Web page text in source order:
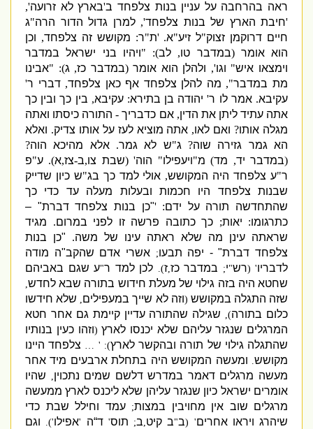
ראה בהרחבה על עניין בנות צלפחד ב בארץ לא זרועה',
חיבת הארץ של בנות צלפחד',למרן גדול הדור הרה"ג
חיים דרוקמן זצוק"ל זיע"א. 'ת "ר:מקושש זה צלפחד,וכן
הוא אומר(במדבר טו ,לב)
: "
ויהיו בני ישראל במדבר
וימצאו איש"וגו ',ולהלן הוא אומר(במדבר כז ,ג)
: " אבינו
מת במדבר",מה להלן צלפחד אף כאן צלפחד,דברי ר
עקיבא.אמר לו ר 'יהודה בן בתירא:עקיבא,בין כך ובין כך
אתה עתיד ליתן את הדין,אם כדבריך-התורה כיסתו ואתה
מגלה אותו?ואם לאו,אתה מוציא לעז על אותו צדיק.ואלא
הא גמר גזירה שוה?ג ש לא גמר.אלא מהיכא הוה?
במדבר יד ,מד) מ "ויעפילו"הוה' (שבת צו ,ב-צז,א).ע "פ
ע צלפחד היה המקושש,אולי למד כך בג"ש כיון שדייק
שבנות צלפחד היו חכמות ובעלות מעלה עד כדי כך
שהתחדשה תורה על ידם: '
" כן בנות צלפחד דברת" –
כתרגומו:יאות;כך כתובה פרשה זו לפני במרום.מגיד
שראתה עינן מה שלא ראתה עינו של משה.
" כן בנות
צלפחד דברת" - יפה תבעו;אשרי אדם שהקב"ה מודה
לדבריו' ( רש"י;במדבר כז ,ז).לכן למד ר ע שגם באביהם
שחטא היה בזה גילוי של מעלת חידוש בתורה שבא לחדש,
שזה התגלה במקושש(וזה לא שייך במעפילים,שלא חידשו
כלום בתורה),שגילה שהתורה עדיין קיימת גם אחר חטא
המרגלים שנגזר עליהם שלא יכנסו לארץ(וזהו כעין בנותיו
שהתגלה גילוי של תורה ובהקשר לארץ): ' …
צלפחד היינו
מקושש.ומעשה המקושש היה בתחלת ארבעים מיד אחר
מעשה מרגלים דאמר במדרש דלשם שמים נתכוין,שהיו
אומרים ישראל כיון שנגזר עליהן שלא ליכנס לארץ ממעשה
מרגלים שוב אין מחויבין במצות ;עמד וחילל שבת כדי
שיהרג ויראו אחרים' ( ב "ב קיט,ב;תוס 'ד“ה'אפילו').וגם